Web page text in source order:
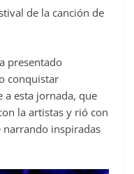
de la canción de
presentado
conquistar
a esta jornada, que
la artistas y rió con
narrando inspiradas